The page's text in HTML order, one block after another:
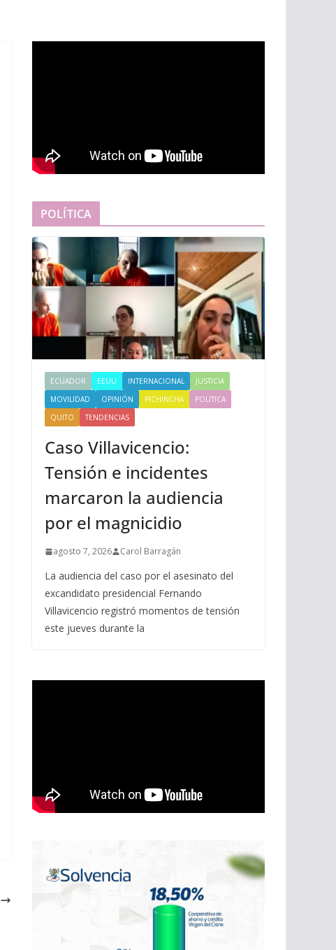
POLÍTICA
ECUADOR EEUU INTERNACIONAL
JUSTICIA
MOVILIDAD
OPINIÓN PICHINCHA
POLITICA
QUITO
TENDENCIAS
Caso Villavicencio:
Tensión e incidentes
marcaron la audiencia
por el magnicidio
agosto 7, 2026 Carol Barragán
La audiencia del caso por el asesinato del
excandidato presidencial Fernando
Villavicencio registró momentos de tensión
este jueves durante la